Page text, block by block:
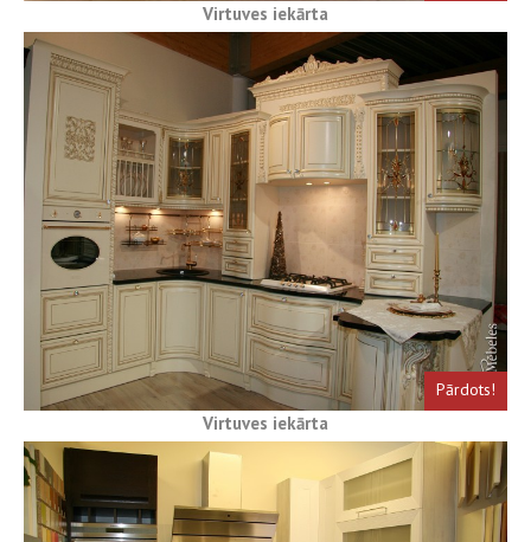
Virtuves iekārta
Pārdots!
Virtuves iekārta